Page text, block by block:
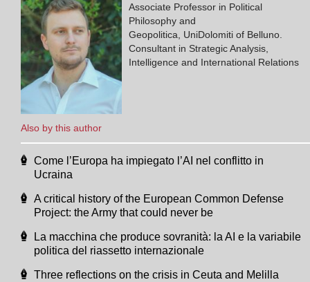
Also by this author
Associate Professor in Political
Philosophy and
Geopolitica, UniDolomiti of Belluno.
Consultant in Strategic Analysis,
Intelligence and International Relations
Come l’Europa ha impiegato l’AI nel conflitto in
Ucraina
A critical history of the European Common Defense
Project: the Army that could never be
La macchina che produce sovranità: la AI e la variabile
politica del riassetto internazionale
Three reflections on the crisis in Ceuta and Melilla